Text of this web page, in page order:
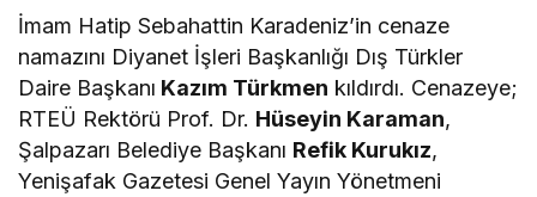
İmam Hatip Sebahattin Karadeniz’in cenaze
namazını Diyanet İşleri Başkanlığı Dış Türkler
Daire Başkanı Kazım Türkmen kıldırdı. Cenazeye;
RTEÜ Rektörü Prof. Dr. Hüseyin Karaman,
Şalpazarı Belediye Başkanı Refik Kurukız,
Yenişafak Gazetesi Genel Yayın Yönetmeni